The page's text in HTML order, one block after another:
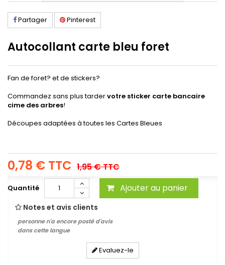
Partager Pinterest
Autocollant carte bleu foret
Fan de foret? et de stickers?
Commandez sans plus tardervotre sticker carte bancaire
cime des arbres!
Découpes adaptées à toutes les Cartes Bleues
0,78 € TTC 1,95 €TTC
Quantité Ajouter au panier
Notes et avis clients
personne n'a encore posté d'avis
dans cette langue
Evaluez-le